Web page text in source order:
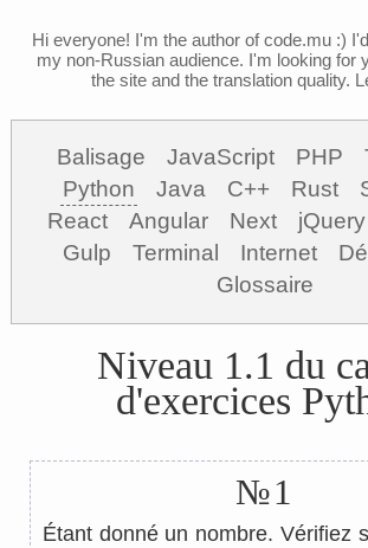
Hi everyone! I'm the author of code.mu :)
my non-Russian audience. I'm looking for
the site and the translation quality.
Balisage JavaScript PHP
Python
Java C++ Rust
React
Angular Next jQuery
Gulp
Terminal Internet
Glossaire
Niveau 1.1 du
d'exercices
№1
Étant donné un nombre. Vérifiez